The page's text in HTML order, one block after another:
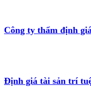
Công ty thẩm định
Định giá tài sản trí